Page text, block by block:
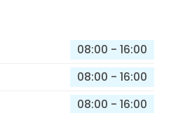
08:00 - 16:00
08:00 - 16:00
08:00 - 16:00